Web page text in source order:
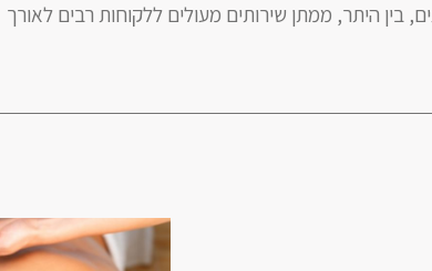
בין היתר, ממתן שירותים מעולים ללקוחות רבים לאורך